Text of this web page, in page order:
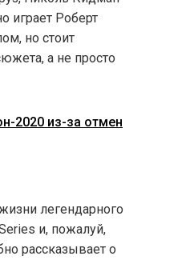
играет Роберт
но стоит
а не просто
2020 из-за отмен
легендарного
и, пожалуй,
рассказывает о